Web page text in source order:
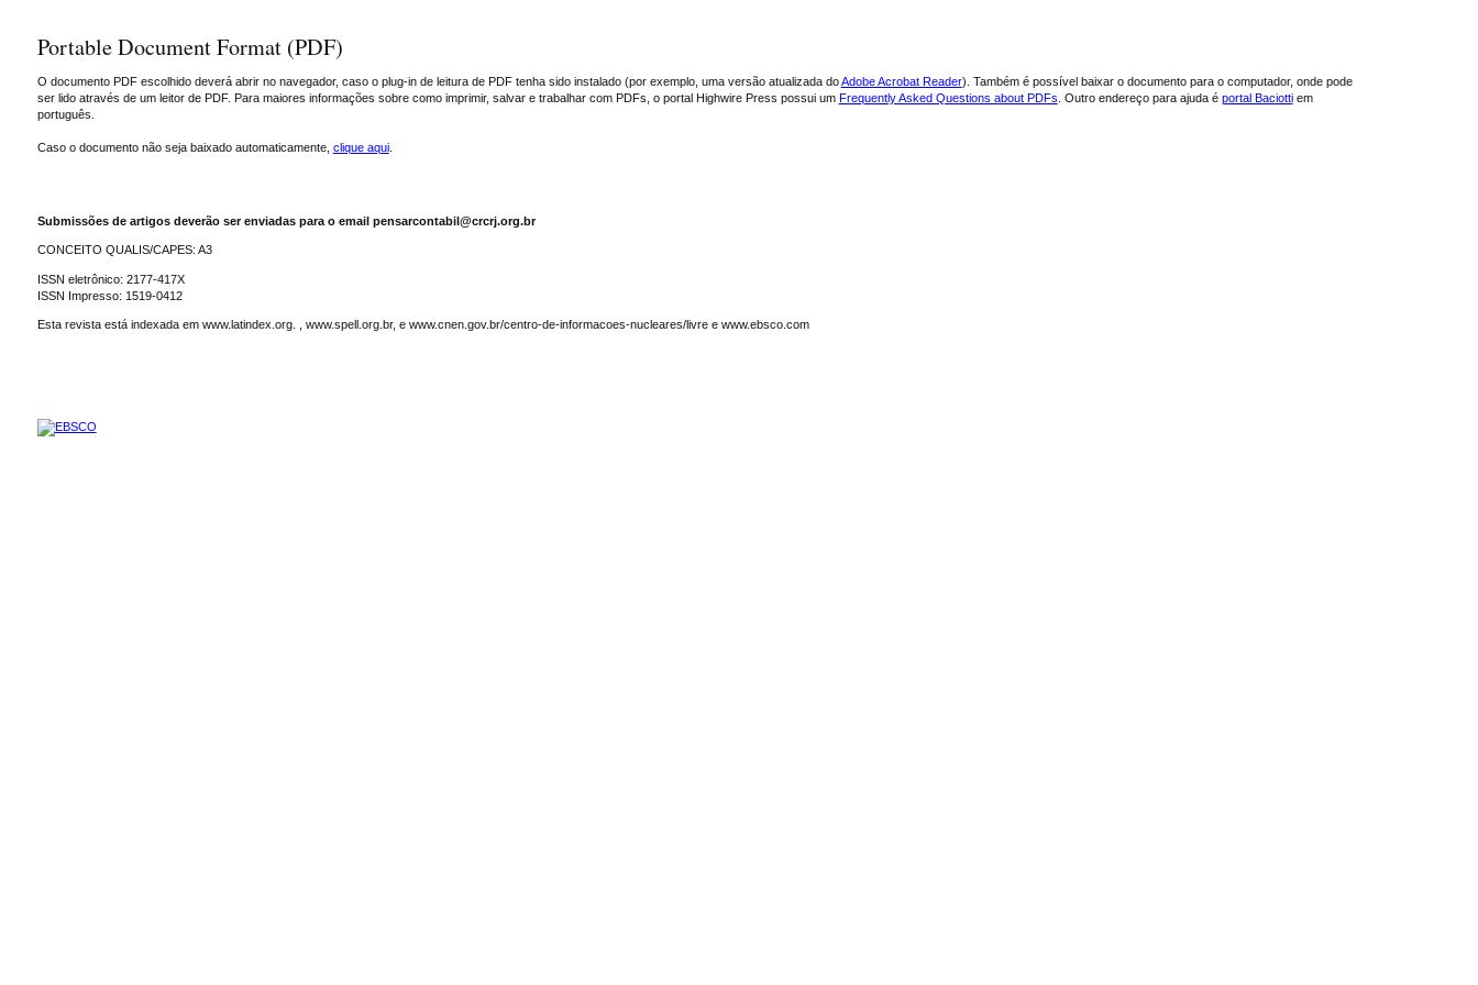
Portable Document Format (PDF)
O documento PDF escolhido deverá abrir no navegador, caso o plug-in de leitura de PDF tenha sido instalado (por exemplo, uma versão atualizada doAdobe Acrobat Reader). Também é possível baixar o documento para o computador, onde pode
ser lido através de um leitor de PDF. Para maiores informações sobre como imprimir, salvar e trabalhar com PDFs, o portal Highwire Press possui um Frequently Asked Questions about PDFs . Outro endereço para ajuda é portal Baciottiem
português.
Caso o documento não seja baixado automaticamente, clique aqui.
Submissões de artigos deverão ser enviadas para o email pensarcontabil@crcrj.org.br
CONCEITO QUALIS/CAPES: A3
ISSN eletrônico: 2177-417X
ISSN Impresso: 1519-0412
Esta revista está indexada em www.latindex.org. , www.spell.org.br, e www.cnen.gov.br/centro-de-informacoes-nucleares/livre e www.ebsco.com